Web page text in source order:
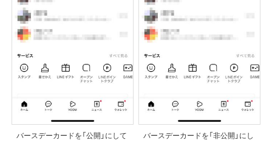
バースデーカードを「公開」にして
バースデーカードを「非公開」にし